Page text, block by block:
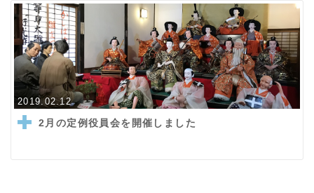
2019.02.12
2月の定例役員会を開催しました